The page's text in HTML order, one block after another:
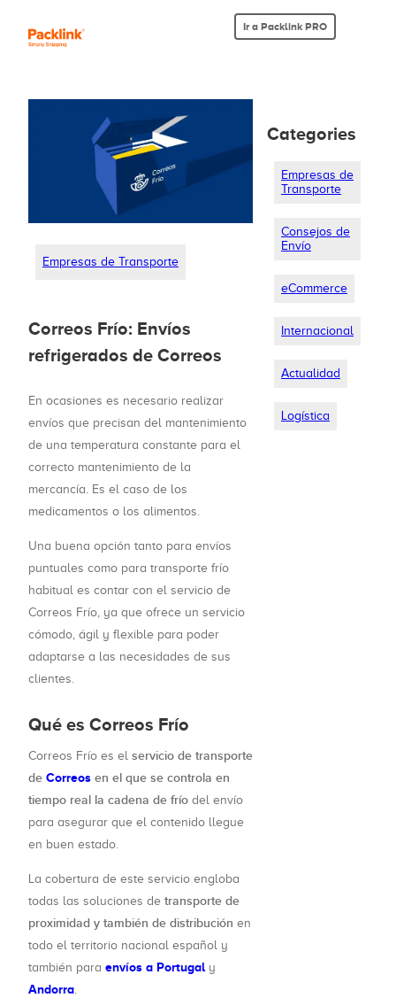
Ir a Packlink PRO
Empresas de Transporte
Correos Frío: Envíos
refrigerados de Correos
En ocasiones es necesario realizar
envíos que precisan del mantenimiento
de una temperatura constante para el
correcto mantenimiento de la
mercancía. Es el caso de los
medicamentos o los alimentos.
Una buena opción tanto para envíos
puntuales como para transporte frío
habitual es contar con el servicio de
Correos Frío, ya que ofrece un servicio
cómodo, ágil y flexible para poder
adaptarse a las necesidades de sus
clientes.
Qué es Correos Frío
Correos Frío es el servicio de transporte
de Correos en el que se controla en
tiempo real la cadena de frío del envío
para asegurar que el contenido llegue
en buen estado.
La cobertura de este servicio engloba
todas las soluciones de transporte de
proximidad y también de distribución en
todo el territorio nacional español y
también para envíos a Portugaly
Andorra.
Categories
Empresas de
Transporte
Consejos de
Envío
eCommerce
Internacional
Actualidad
Logística